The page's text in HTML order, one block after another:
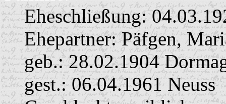
Eheschließung:
Ehepartner: Päfgen,
geb.: 28.02.1904
gest.: 06.04.1961 Neuss